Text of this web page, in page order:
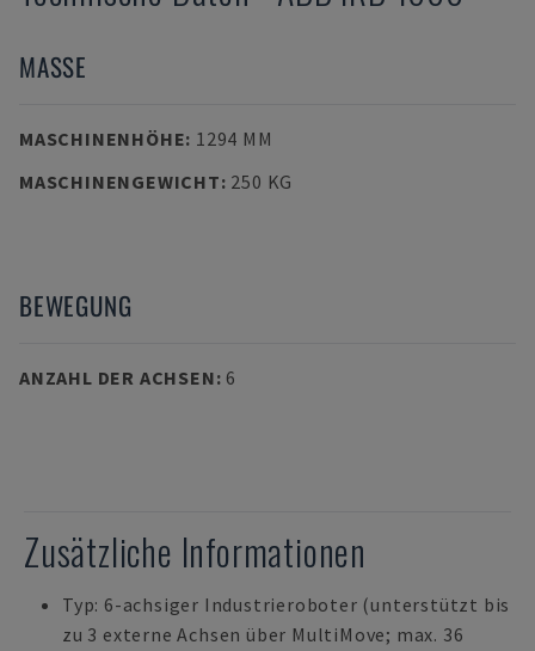
MASSE
MASCHINENHÖHE: 1294 MM
MASCHINENGEWICHT: 250 KG
BEWEGUNG
ANZAHL DER ACHSEN: 6
Zusätzliche Informationen
Typ: 6-achsiger Industrieroboter (unterstützt bis
zu 3 externe Achsen über MultiMove; max. 36